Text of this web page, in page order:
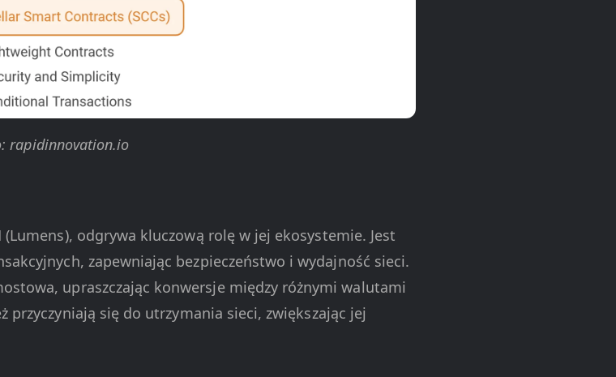
rapidinnovation.io
odgrywa kluczową rolę w jej ekosystemie. Jest
zapewniając bezpieczeństwo i wydajność sieci.
upraszczając konwersje między różnymi walutami
przyczyniają się do utrzymania sieci, zwiększając jej